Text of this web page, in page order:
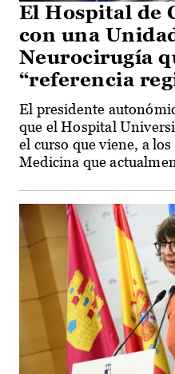
El Hospital de
con una
Neurocirugía
“referencia
El presidente
que el Hospital
el curso que viene, a
Medicina que